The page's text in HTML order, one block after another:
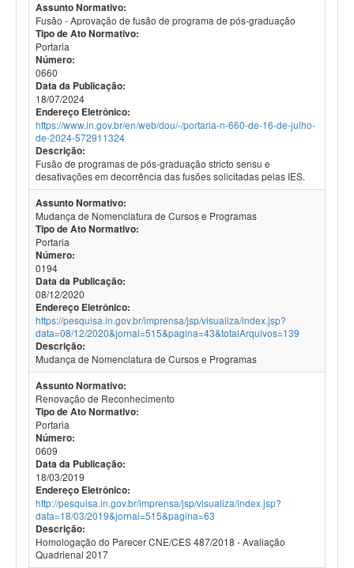
Assunto Normativo:
Fusão - Aprovação de fusão de programa de pós-graduação
Tipo de Ato Normativo:
Portaria
Número:
0660
Data da Publicação:
18/07/2024
Endereço Eletrônico:
https://www.in.gov.br/en/web/dou/-/portaria-n-660-de-16-de-julho-
de-2024-572911324
Descrição:
Fusão de programas de pós-graduação stricto sensu e
desativações em decorrência das fusões solicitadas pelas IES.
Assunto Normativo:
Mudança de Nomenclatura de Cursos e Programas
Tipo de Ato Normativo:
Portaria
Número:
0194
Data da Publicação:
08/12/2020
Endereço Eletrônico:
https://pesquisa.in.gov.br/imprensa/jsp/visualiza/index.jsp?
data=08/12/2020&jornal=515&pagina=43&totalArquivos=139
Descrição:
Mudança de Nomenclatura de Cursos e Programas
Assunto Normativo:
Renovação de Reconhecimento
Tipo de Ato Normativo:
Portaria
Número:
0609
Data da Publicação:
18/03/2019
Endereço Eletrônico:
http://pesquisa.in.gov.br/imprensa/jsp/visualiza/index.jsp?
data=18/03/2019&jornal=515&pagina=63
Descrição:
Homologação do Parecer CNE/CES 487/2018 - Avaliação
Quadrienal 2017